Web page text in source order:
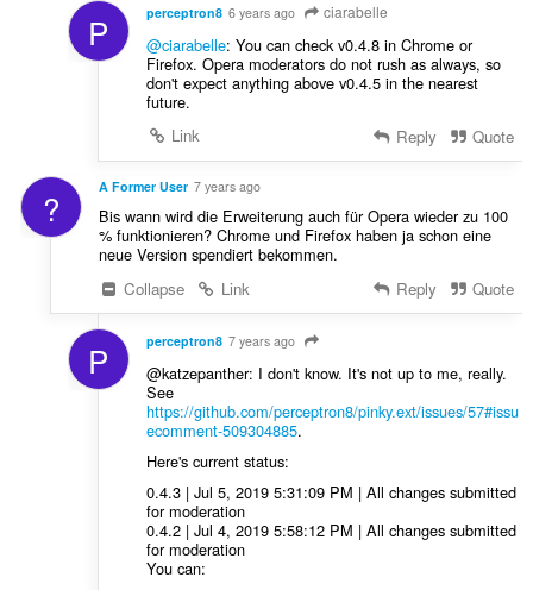
P perceptron8 6 years ago ciarabelle
@ciarabelle: You can check v0.4.8 in Chrome or
Firefox. Opera moderators do not rush as always, so
don't expect anything above v0.4.5 in the nearest
future.
Link
Reply Quote
? A Former User 7 years ago
Bis wann wird die Erweiterung auch für Opera wieder zu 100
% funktionieren? Chrome und Firefox haben ja schon eine
neue Version spendiert bekommen.
Collapse
Link Reply Quote
P perceptron8 7 years ago
@katzepanther: I don't know. It's not up to me, really.
See
https://github.com/perceptron8/pinky.ext/issues/57#issu
ecomment-509304885.
Here's current status:
0.4.3 | Jul 5, 2019 5:31:09 PM | All changes submitted
for moderation
0.4.2 | Jul 4, 2019 5:58:12 PM | All changes submitted
for moderation
You can: